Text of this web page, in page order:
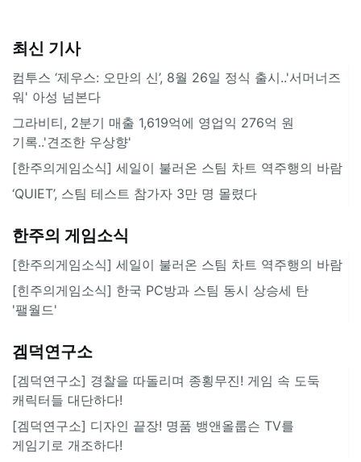
최신 기사
컴투스 ‘제우스: 오만의 신’, 8월 26일 정식 출시..'서머너즈
워' 아성 넘본다
그라비티, 2분기 매출 1,619억에 영업익 276억 원
기록..'견조한 우상향'
[한주의게임소식] 세일이 불러온 스팀 차트 역주행의 바람
‘QUIET’, 스팀 테스트 참가자 3만 명 몰렸다
한주의 게임소식
[한주의게임소식] 세일이 불러온 스팀 차트 역주행의 바람
[힌주의게임소식] 한국 PC방과 스팀 동시 상승세 탄
'팰월드'
겜덕연구소
[겜덕연구소] 경찰을 따돌리며 종횡무진! 게임 속 도둑
캐릭터들 대단하다!
[겜덕연구소] 디자인 끝장! 명품 뱅앤올룹슨 TV를
게임기로 개조하다!